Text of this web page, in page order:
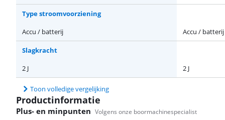
Type stroomvoorziening
Accu / batterij
Accu / batterij
Slagkracht
2 J
2 J
Toon volledige vergelijking
Productinformatie
Plus- en minpunten Volgens onze boormachinespecialist